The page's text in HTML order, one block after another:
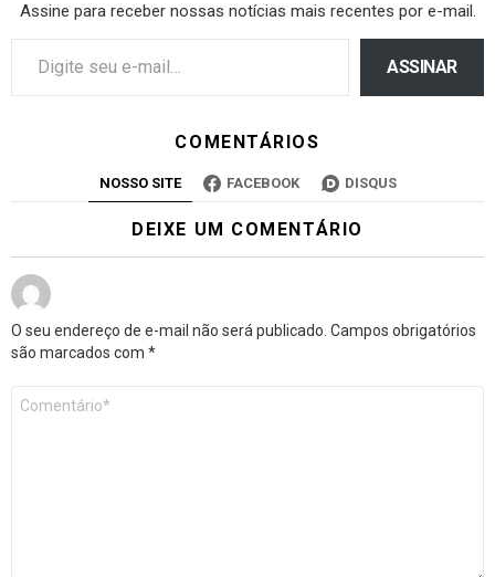
Assine para receber nossas notícias mais recentes por e-mail.
ASSINAR
COMENTÁRIOS
NOSSO SITE FACEBOOK DISQUS
DEIXE UM COMENTÁRIO
O seu endereço de e-mail não será publicado. Campos obrigatórios
são marcados com *